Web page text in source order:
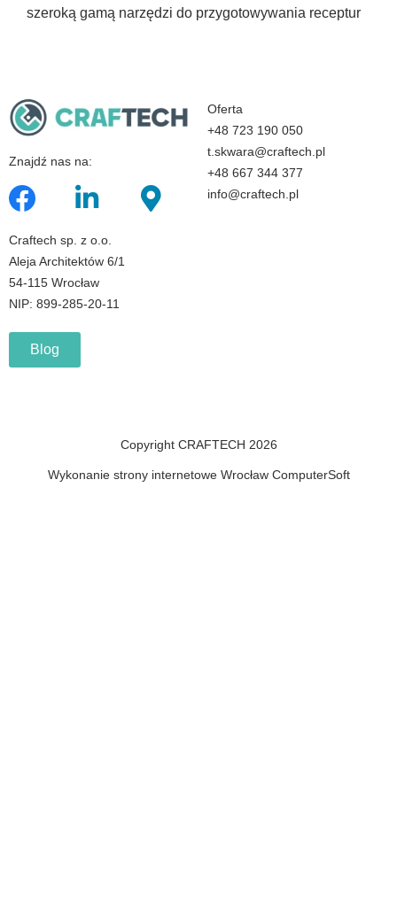
szeroką gamą narzędzi do przygotowywania receptur
Znajdź nas na:
Craftech sp. z o.o.
Aleja Architektów 6/1
54-115 Wrocław
NIP: 899-285-20-11
Oferta
+48 723 190 050
t.skwara@craftech.pl
+48 667 344 377
info@craftech.pl
Blog
Copyright CRAFTECH 2026
Wykonanie strony internetowe Wrocław ComputerSoft